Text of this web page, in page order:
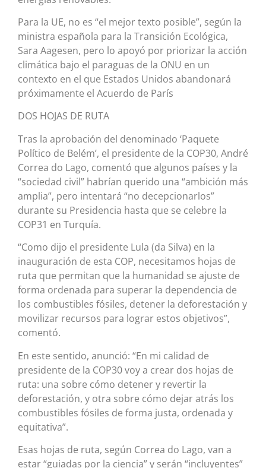
Para la UE, no es “el mejor texto posible”, según la
ministra española para la Transición Ecológica,
Sara Aagesen, pero lo apoyó por priorizar la acción
climática bajo el paraguas de la ONU en un
contexto en el que Estados Unidos abandonará
próximamente el Acuerdo de París
DOS HOJAS DE RUTA
Tras la aprobación del denominado ‘Paquete
Político de Belém’, el presidente de la COP30, André
Correa do Lago, comentó que algunos países y la
“sociedad civil” habrían querido una “ambición más
amplia”, pero intentará “no decepcionarlos”
durante su Presidencia hasta que se celebre la
COP31 en Turquía.
“Como dijo el presidente Lula (da Silva) en la
inauguración de esta COP, necesitamos hojas de
ruta que permitan que la humanidad se ajuste de
forma ordenada para superar la dependencia de
los combustibles fósiles, detener la deforestación y
movilizar recursos para lograr estos objetivos”,
comentó.
En este sentido, anunció: “En mi calidad de
presidente de la COP30 voy a crear dos hojas de
ruta: una sobre cómo detener y revertir la
deforestación, y otra sobre cómo dejar atrás los
combustibles fósiles de forma justa, ordenada y
equitativa”.
Esas hojas de ruta, según Correa do Lago, van a
estar “guiadas por la ciencia” y serán “incluyentes”